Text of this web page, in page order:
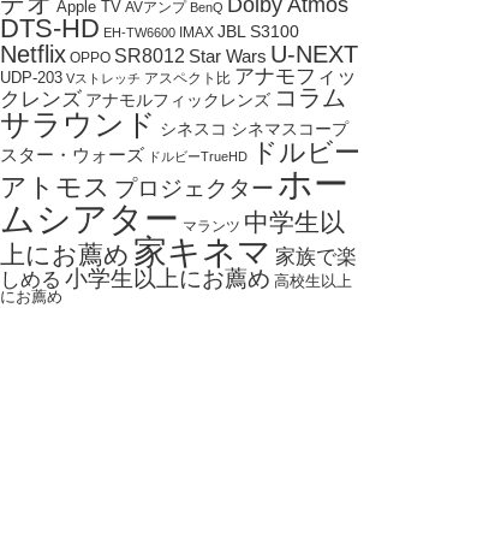
Apple TV AVアンプ BenQ Dolby Atmos
DTS-HD EH-TW6600 IMAX JBL S3100
Netflix OPPO SR8012 Star Wars U-NEXT
UDP-203 Vストレッチ アスペクト比 アナモフィッ
クレンズ アナモルフィックレンズ コラム
サラウンド シネスコ シネマスコープ
スター・ウォーズ ドルビーTrueHD
ドルビー
アトモス プロジェクター ホー
ムシアター マランツ 中学生以
上にお薦め 家キネマ 家族で楽
しめる 小学生以上にお薦め 高校生以上
にお薦め